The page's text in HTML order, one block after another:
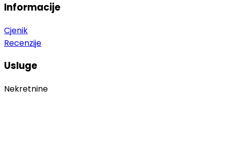
Informacije
Cjenik
Recenzije
Usluge
Nekretnine